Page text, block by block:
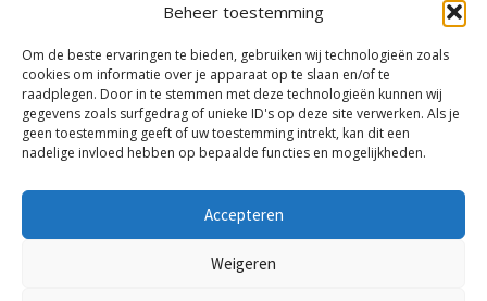
Beheer toestemming
Om de beste ervaringen te bieden, gebruiken wij technologieën zoals
cookies om informatie over je apparaat op te slaan en/of te
raadplegen. Door in te stemmen met deze technologieën kunnen wij
gegevens zoals surfgedrag of unieke ID's op deze site verwerken. Als je
geen toestemming geeft of uw toestemming intrekt, kan dit een
nadelige invloed hebben op bepaalde functies en mogelijkheden.
Accepteren
Weigeren